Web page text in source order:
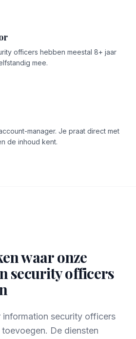
officers hebben meestal 8+ jaar
mee.
manager. Je praat direct met
de inhoud kent.
waar onze
security officers
information security officers
De diensten